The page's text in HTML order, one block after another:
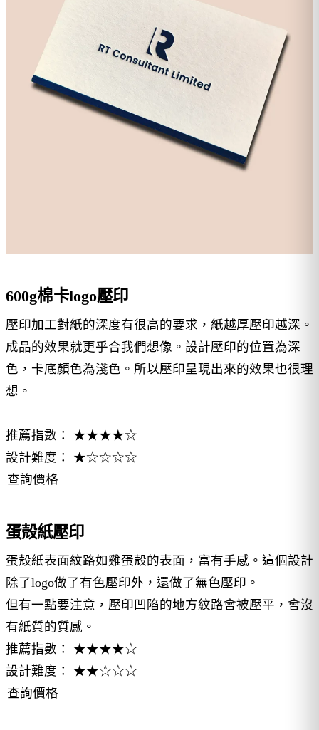
600g棉卡logo壓印
壓印加工對紙的深度有很高的要求，紙越厚壓印越深。
成品的效果就更乎合我們想像。設計壓印的位置為深
色，卡底顏色為淺色。所以壓印呈現出來的效果也很理
想。
推薦指數： ★★★★☆
設計難度： ★☆☆☆☆
查詢價格
蛋殻紙壓印
蛋殻紙表面紋路如雞蛋殻的表面，富有手感。這個設計
除了logo做了有色壓印外，還做了無色壓印。
但有一點要注意，壓印凹陷的地方紋路會被壓平，會沒
有紙質的質感。
推薦指數： ★★★★☆
設計難度： ★★☆☆☆
查詢價格